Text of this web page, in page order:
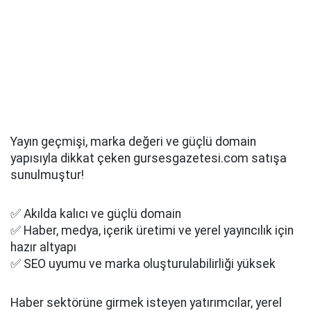
Yayın geçmişi, marka değeri ve güçlü domain
yapısıyla dikkat çeken gursesgazetesi.com satışa
sunulmuştur!
✅ Akılda kalıcı ve güçlü domain
✅ Haber, medya, içerik üretimi ve yerel yayıncılık için
hazır altyapı
✅ SEO uyumu ve marka oluşturulabilirliği yüksek
Haber sektörüne girmek isteyen yatırımcılar, yerel